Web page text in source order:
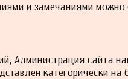
и замечаниями
Администрация сайта
категорически